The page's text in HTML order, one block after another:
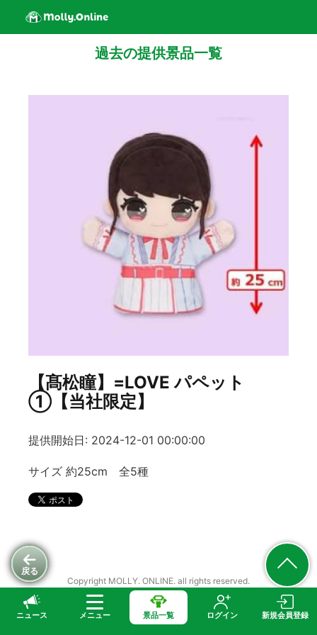
ニュース メニュー 景品一覧 ログイン 新規会員登録
戻る
過去の提供景品一覧
【髙松瞳】=LOVE パペット
①【当社限定】
提供開始日: 2024-12-01 00:00:00
サイズ 約25cm 全5種
Copyright MOLLY. ONLINE. all rights reserved.